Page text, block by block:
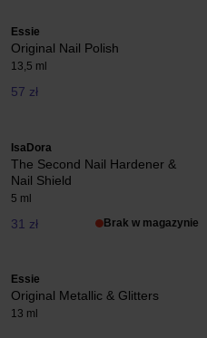
Essie
Original Nail Polish
13,5 ml
57 zł
IsaDora
The Second Nail Hardener &
Nail Shield
5 ml
31 zł Brak w magazynie
Essie
Original Metallic & Glitters
13 ml